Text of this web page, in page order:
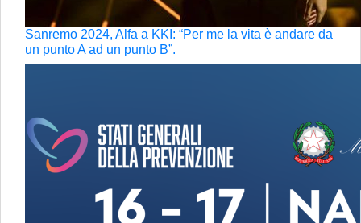
Sanremo 2024, Alfa a KKI: “Per me la vita è andare da
un punto A ad un punto B”.